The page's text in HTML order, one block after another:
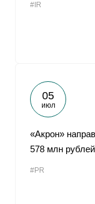
#IR
05
июл
«Акрон»
578 млн рублей
#PR